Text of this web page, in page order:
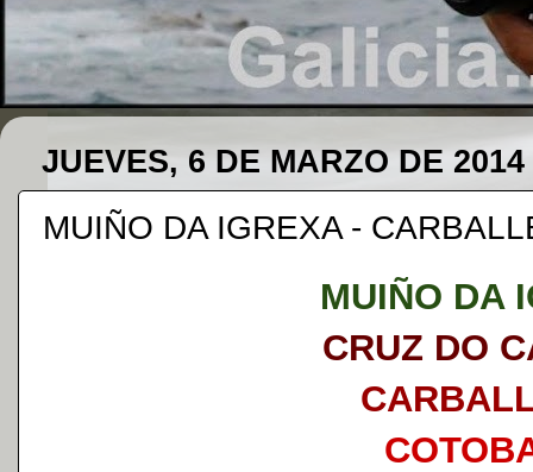
JUEVES, 6 DE MARZO DE 2014
MUIÑO DA IGREXA -
MUIÑO DA
CRUZ DO